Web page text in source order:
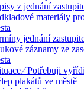
z jednání
materiály
jednání
záznamy ze
⁄ Potřebuji
plakátů ve městě